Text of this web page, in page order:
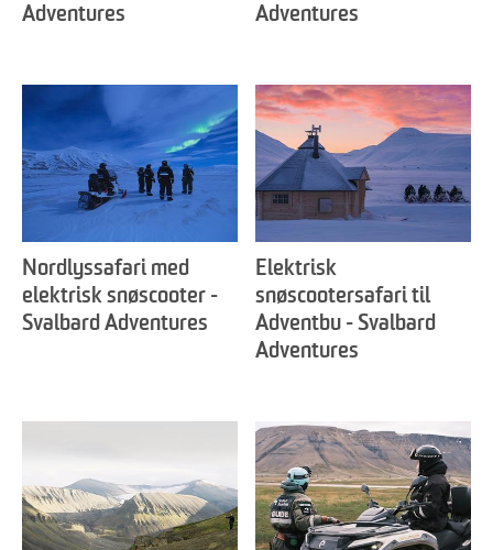
Adventures
Adventures
Nordlyssafari med
elektrisk snøscooter -
Svalbard Adventures
Elektrisk
snøscootersafari til
Adventbu - Svalbard
Adventures